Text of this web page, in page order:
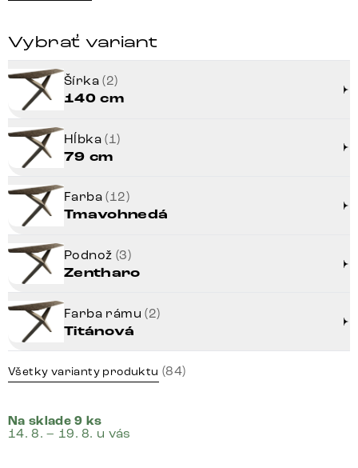
Vybrať variant
Šírka(2)
140 cm
Hĺbka(1)
79 cm
Farba(12)
Tmavohnedá
Podnož (3)
Zentharo
Farba rámu(2)
Titánová
Všetky varianty produktu (84)
Na sklade 9 ks
14. 8. – 19. 8. u vás